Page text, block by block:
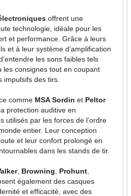
offrent une
technologie, idéale pour les
et performance. Grâce à leurs
et à leur système d’amplification
les sons faibles tels
les consignes tout en coupant
impulsifs des tirs.
comme MSA Sordin et Peltor
protection auditive en
utilisés par les forces de l’ordre
entier. Leur conception
et leur confort prolongé en
dans les stands de tir.
, Browning Prohunt
également des casques
et efficacité, avec des